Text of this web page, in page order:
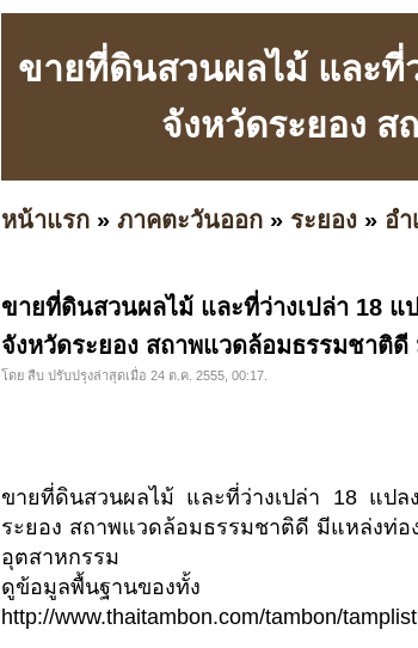
ขายที่ดินสวนผลไม้ และที่
จังหวัดระยอง
หน้าแรก » ภาคตะวันออก » ระยอง » อำ
ขายที่ดินสวนผลไม้ และที่ว่างเปล่า 18 แ
จังหวัดระยอง สถาพแวดล้อมธรรมชาติดี
โดย สืบ ปรับปรุงล่าสุดเมื่อ 24 ต.ค. 2555, 00:17.
ขายที่ดินสวนผลไม้ และที่ว่างเปล่า 18 แป
ระยอง สถาพแวดล้อมธรรมชาติดี มีแหล่งท่อ
อุตสาหกรรม
ดูข้อมูลพื้นฐานขอ
http://www.thaitambon.com/tambon/